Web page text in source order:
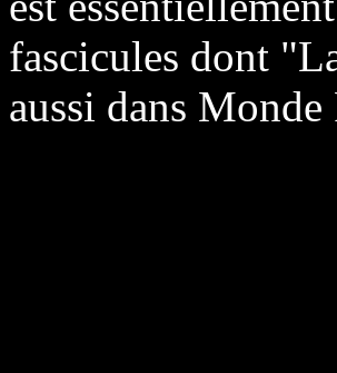
fascicules dont
aussi dans Monde